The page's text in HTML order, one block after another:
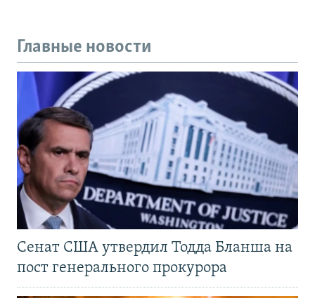
Главные новости
Сенат США утвердил Тодда Бланша на
пост генерального прокурора